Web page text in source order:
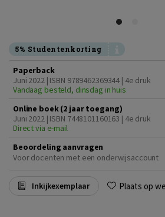
5% Studentenkorting
Paperback
Juni 2022 | ISBN 9789462369344 | 4e druk
Vandaag besteld, dinsdag in huis
Online boek (2 jaar toegang)
Juni 2022 | ISBN 7448101160163 | 4e druk
Direct via e-mail
Beoordeling aanvragen
Voor docenten met een onderwijsaccount
Inkijkexemplaar Plaats op